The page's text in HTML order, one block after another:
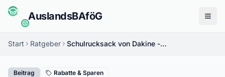
AuslandsBAföG
Start Ratgeber Schulrucksack von Dakine - die besten 5 im Vergleich
Beitrag Rabatte & Sparen